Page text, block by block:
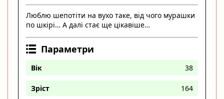
Люблю шепотіти на вухо таке, від чого мурашки
по шкірі… А далі стає ще цікавіше…
Параметри
Вік 38
Зріст 164